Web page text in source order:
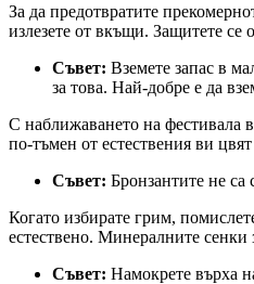
За да предотвратите
излезете от вкъщи. Защитете се
Съвет: Вземете запас в
за това. Най-добре е да
С наближаването на фестивала
по-тъмен от естествения ви
Съвет: Бронзантите не са
Когато избирате грим,
естествено. Минералните сенки
Съвет: Намокрете върха